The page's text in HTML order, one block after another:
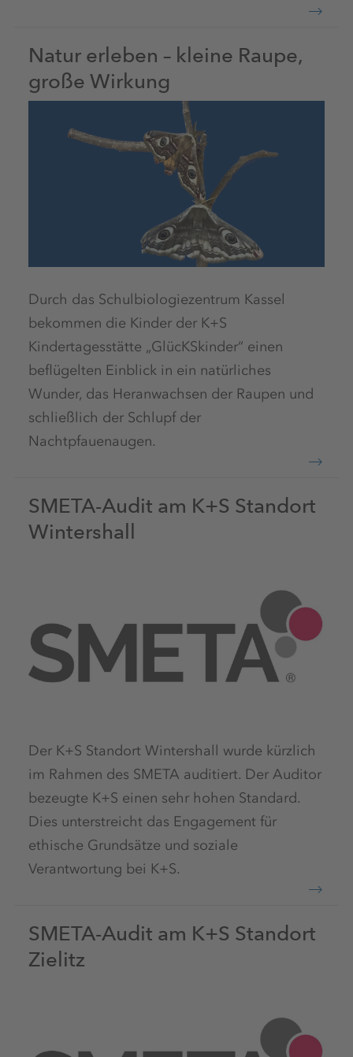
Natur erleben – kleine Raupe,
große Wirkung
Durch das Schulbiologiezentrum Kassel
bekommen die Kinder der K+S
Kindertagesstätte „GlücKSkinder“ einen
beflügelten Einblick in ein natürliches
Wunder, das Heranwachsen der Raupen und
schließlich der Schlupf der
Nachtpfauenaugen.
SMETA-Audit am K+S Standort
Wintershall
Der K+S Standort Wintershall wurde kürzlich
im Rahmen des SMETA auditiert. Der Auditor
bezeugte K+S einen sehr hohen Standard.
Dies unterstreicht das Engagement für
ethische Grundsätze und soziale
Verantwortung bei K+S.
SMETA-Audit am K+S Standort
Zielitz